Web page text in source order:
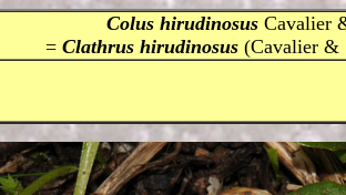
Colus hirudinosusCavalier
= Clathrus hirudinosus(Cavalier &